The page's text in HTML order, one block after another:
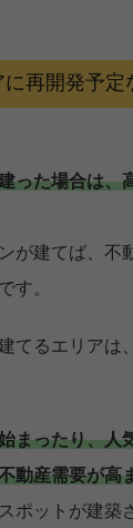
再開発予定
った場合は、
が建てば、不
す。
てるエリアは
まったり、人
動産需要が高
ポットが建築